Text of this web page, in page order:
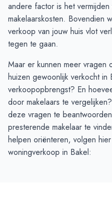
andere factor is het
makelaarskosten. Bovendien
verkoop van jouw huis vlot
tegen te gaan.
Maar er kunnen meer vragen
huizen gewoonlijk verkocht
verkoopopbrengst? En
door makelaars te
deze vragen te
presterende makelaar te
helpen oriënteren, volgen
woningverkoop in Bakel: